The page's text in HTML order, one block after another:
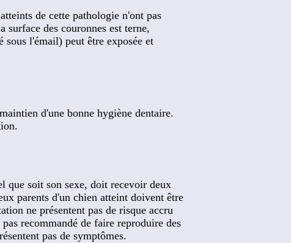
de cette pathologie n'ont pas
des couronnes est terne,
sous l'émail) peut être exposée et
d'une bonne hygiène dentaire.
que soit son sexe, doit recevoir deux
parents d'un chien atteint doivent être
ne présentent pas de risque accru
recommandé de faire reproduire des
pas de symptômes.